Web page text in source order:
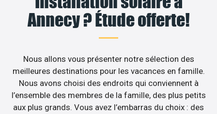
Annecy ? Étude offerte!
Nous allons vous présenter notre sélection des
meilleures destinations pour les vacances en famille.
Nous avons choisi des endroits qui conviennent à
l’ensemble des membres de la famille, des plus petits
aux plus grands. Vous avez l’embarras du choix : des